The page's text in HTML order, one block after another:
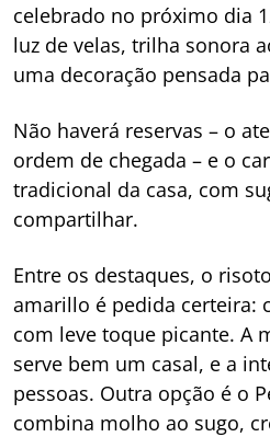
celebrado no próximo dia
luz de velas, trilha sonora
uma decoração pensada
Não haverá reservas – o
ordem de chegada – e o
tradicional da casa, com
compartilhar.
Entre os destaques, o
amarillo é pedida certeira:
com leve toque picante. A
serve bem um casal, e a
pessoas. Outra opção é o
combina molho ao sugo,